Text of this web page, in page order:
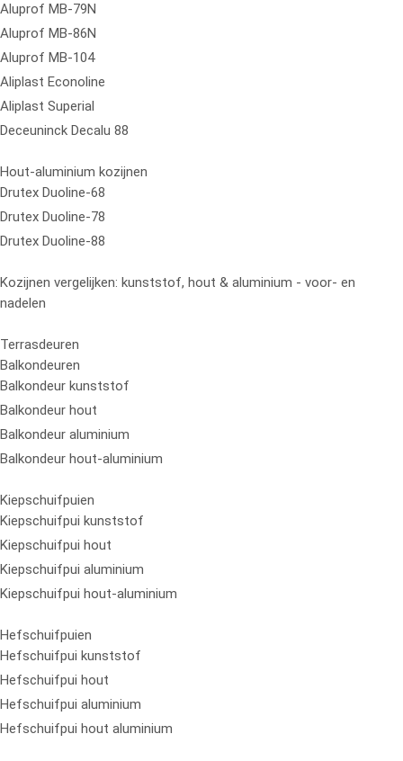
Aluprof MB-79N
Aluprof MB-86N
Aluprof MB-104
Aliplast Econoline
Aliplast Superial
Deceuninck Decalu 88
Hout-aluminium kozijnen
Drutex Duoline-68
Drutex Duoline-78
Drutex Duoline-88
Kozijnen vergelijken: kunststof, hout & aluminium - voor- en
nadelen
Terrasdeuren
Balkondeuren
Balkondeur kunststof
Balkondeur hout
Balkondeur aluminium
Balkondeur hout-aluminium
Kiepschuifpuien
Kiepschuifpui kunststof
Kiepschuifpui hout
Kiepschuifpui aluminium
Kiepschuifpui hout-aluminium
Hefschuifpuien
Hefschuifpui kunststof
Hefschuifpui hout
Hefschuifpui aluminium
Hefschuifpui hout aluminium